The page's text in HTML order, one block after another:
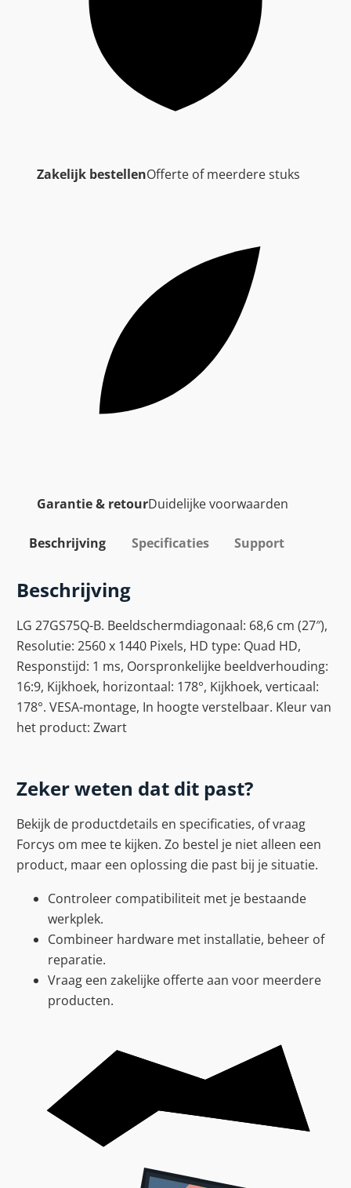
Zakelijk bestellenOfferte of meerdere stuks
Garantie & retourDuidelijke voorwaarden
Beschrijving Specificaties Support
Beschrijving
LG 27GS75Q-B. Beeldschermdiagonaal: 68,6 cm (27″),
Resolutie: 2560 x 1440 Pixels, HD type: Quad HD,
Responstijd: 1 ms, Oorspronkelijke beeldverhouding:
16:9, Kijkhoek, horizontaal: 178°, Kijkhoek, verticaal:
178°. VESA-montage, In hoogte verstelbaar. Kleur van
het product: Zwart
Zeker weten dat dit past?
Bekijk de productdetails en specificaties, of vraag
Forcys om mee te kijken. Zo bestel je niet alleen een
product, maar een oplossing die past bij je situatie.
Controleer compatibiliteit met je bestaande
werkplek.
Combineer hardware met installatie, beheer of
reparatie.
Vraag een zakelijke offerte aan voor meerdere
producten.